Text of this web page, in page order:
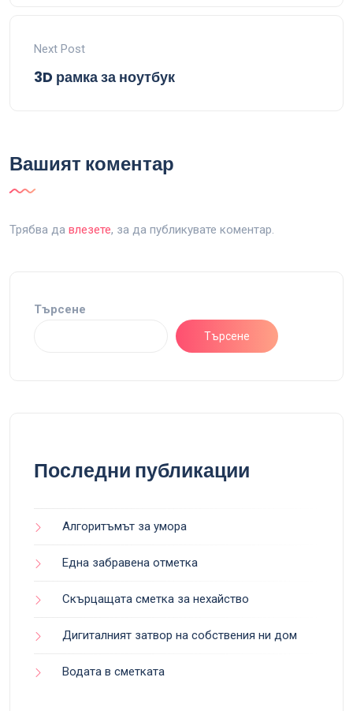
Next Post
3D рамка за ноутбук
Вашият коментар
Трябва да влезете, за да публикувате коментар.
Търсене
Търсене
Последни публикации
Алгоритъмът за умора
Една забравена отметка
Скърцащата сметка за нехайство
Дигиталният затвор на собствения ни дом
Водата в сметката